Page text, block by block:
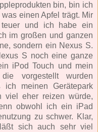
bin, bin ich
einen Apfel trägt. Mir
und ich habe ein
im großen und ganzen
sondern ein Nexus S.
S noch eine ganze
iPod Touch und mein
vorgestellt wurden
ich meinen Gerätepark
viel eher reizen würde,
obwohl ich ein iPad
zu schwer. Klar,
sich auch sehr viel